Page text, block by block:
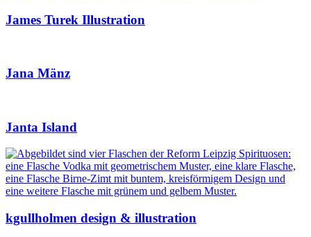
James Turek Illustration
Jana Mänz
Janta Island
kgullholmen design & illustration